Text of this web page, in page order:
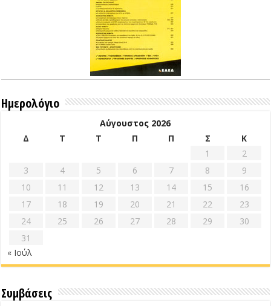
Ημερολόγιο
Αύγουστος 2026
Δ
Τ Τ Π Π Σ
Κ
1
2
3
4 5 6 7 8
9
10
11 12 13 14 15
16
17
18 19 20 21 22
23
24
25 26 27 28 29
30
31
« Ιούλ
Συμβάσεις